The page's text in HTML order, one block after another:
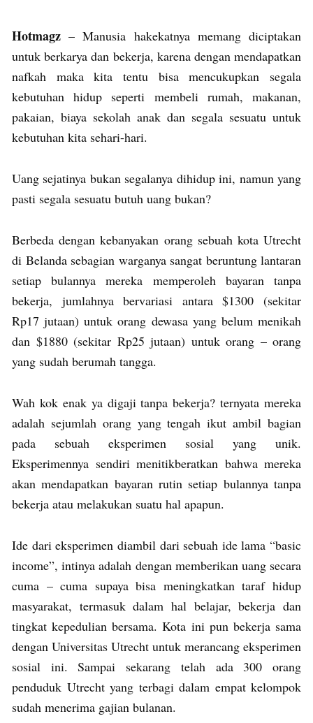
Hotmagz – Manusia hakekatnya memang diciptakan
untuk berkarya dan bekerja, karena dengan mendapatkan
nafkah maka kita tentu bisa mencukupkan segala
kebutuhan hidup seperti membeli rumah, makanan,
pakaian, biaya sekolah anak dan segala sesuatu untuk
kebutuhan kita sehari-hari.
Uang sejatinya bukan segalanya dihidup ini, namun yang
pasti segala sesuatu butuh uang bukan?
Berbeda dengan kebanyakan orang sebuah kota Utrecht
di Belanda sebagian warganya sangat beruntung lantaran
setiap bulannya mereka memperoleh bayaran tanpa
bekerja, jumlahnya bervariasi antara $1300 (sekitar
Rp17 jutaan) untuk orang dewasa yang belum menikah
dan $1880 (sekitar Rp25 jutaan) untuk orang – orang
yang sudah berumah tangga.
Wah kok enak ya digaji tanpa bekerja? ternyata mereka
adalah sejumlah orang yang tengah ikut ambil bagian
pada sebuah eksperimen sosial yang unik.
Eksperimennya sendiri menitikberatkan bahwa mereka
akan mendapatkan bayaran rutin setiap bulannya tanpa
bekerja atau melakukan suatu hal apapun.
Ide dari eksperimen diambil dari sebuah ide lama “basic
income”, intinya adalah dengan memberikan uang secara
cuma – cuma supaya bisa meningkatkan taraf hidup
masyarakat, termasuk dalam hal belajar, bekerja dan
tingkat kepedulian bersama. Kota ini pun bekerja sama
dengan Universitas Utrecht untuk merancang eksperimen
sosial ini. Sampai sekarang telah ada 300 orang
penduduk Utrecht yang terbagi dalam empat kelompok
sudah menerima gajian bulanan.